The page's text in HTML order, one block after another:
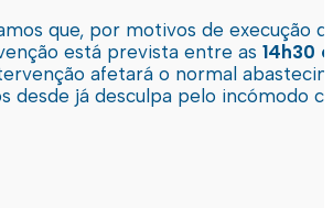
que, por motivos de execução
está prevista entre as 14h30
afetará o normal
desde já desculpa pelo incómodo